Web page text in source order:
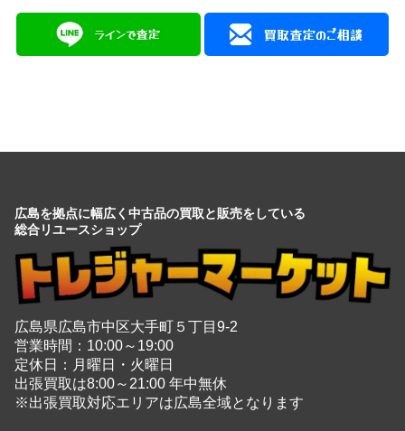
広島を拠点に幅広く中古品の買取と販売をしている
総合リユースショップ
広島県広島市中区大手町５丁目9-2
営業時間：10:00～19:00
定休日：月曜日・火曜日
出張買取は8:00～21:00 年中無休
※出張買取対応エリアは広島全域となります